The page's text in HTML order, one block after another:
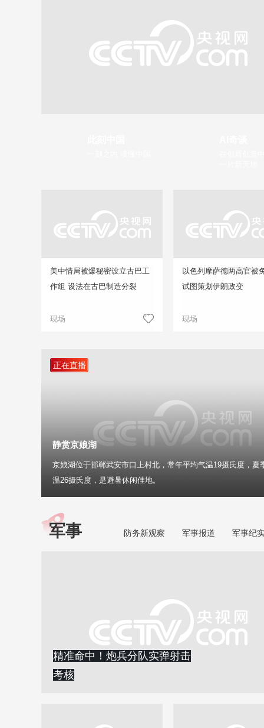
美中情局被爆秘密设立古巴工
作组 设法在古巴制造分裂
现场
以色列摩萨德两高官被
试图策划伊朗政变
现场
正在直播
静赏京娘湖
京娘湖位于邯郸武安市口上村北，常年平均气温19摄氏度，夏
温26摄氏度，是避暑休闲佳地。
军事 防务新观察 军事报道 军事纪
精准命中！炮兵分队实弹射击
考核